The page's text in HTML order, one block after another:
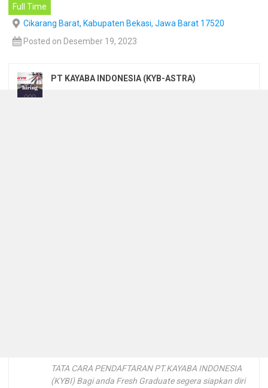
Full Time
Cikarang Barat, Kabupaten Bekasi, Jawa Barat 17520
Posted on Desember 19, 2023
PT KAYABA INDONESIA (KYB-ASTRA)
TATA CARA PENDAFTARAN PT.KAYABA INDONESIA
(KYBI) Bagi anda Fresh Graduate segera siapkan diri